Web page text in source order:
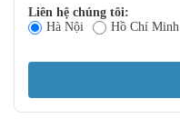
Liên hệ chúng tôi:
Hà Nội
Hồ Chí Minh